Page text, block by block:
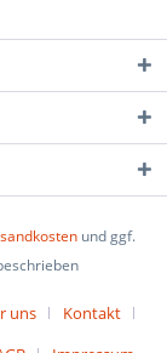
und ggf.
uns
Kontakt